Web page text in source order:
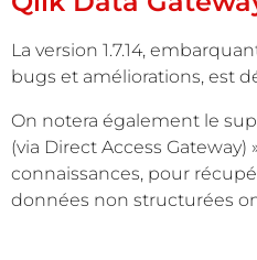
La version 1.7.14,
bugs et améliorations, est
On notera également le
(via Direct Access Gateway)
connaissances, pour
données non structurées